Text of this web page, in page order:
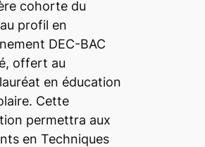
cohorte du
profil en
DEC-BAC
offert au
en éducation
Cette
permettra aux
en Techniques